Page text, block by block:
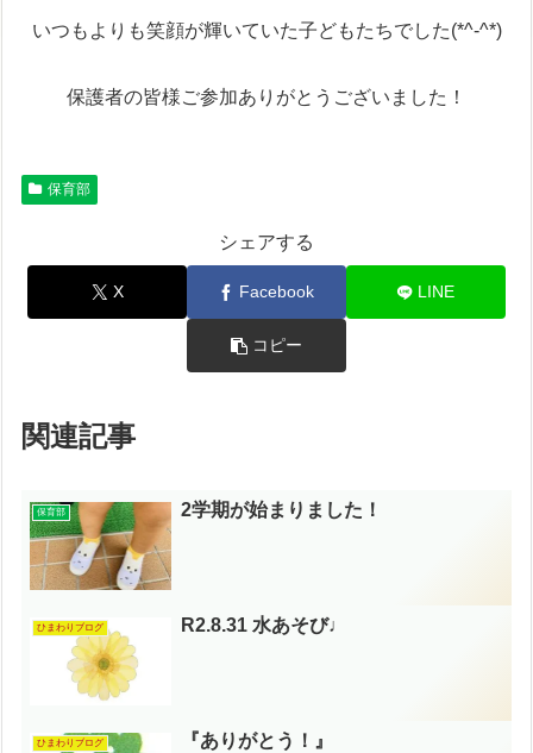
いつもよりも笑顔が輝いていた子どもたちでした(*^-^*)
保護者の皆様ご参加ありがとうございました！
保育部
シェアする
X Facebook LINE
コピー
関連記事
保育部 2学期が始まりました！
ひまわりブログ R2.8.31 水あそび♩
ひまわりブログ 『ありがとう！』